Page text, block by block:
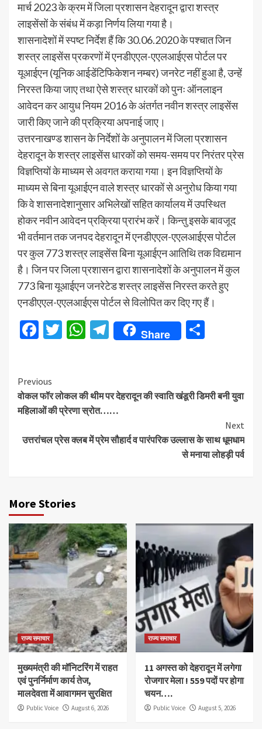
मार्च 2023 के क्रम में जिला प्रशासन देहरादून द्वारा शस्त्र
लाइसेंसों के संबंध में कड़ा निर्णय लिया गया है।
शासनादेशों में स्पष्ट निर्देश हैं कि 30.06.2020 के पश्चात जिन
शस्त्र लाइसेंस प्रकरणों में एनडीएएल-एएलआईएस पोर्टल पर
यूआईएन (यूनिक आईडेंटिफिकेशन नम्बर) जनरेट नहीं हुआ है, उन्हें
निरस्त किया जाए तथा ऐसे शस्त्र धारकों को पुनः ऑनलाइन
आवेदन कर आयुध नियम 2016 के अंतर्गत नवीन शस्त्र लाइसेंस
जारी किए जाने की प्रक्रिया अपनाई जाए।
उत्तरनाखण्ड शासन के निर्देशों के अनुपालन में जिला प्रशासन
देहरादून के शस्त्र लाइसेंस धारकों को समय-समय पर निरंतर प्रेस
विज्ञप्तियों के माध्यम से अवगत कराया गया। इन विज्ञप्तियों के
माध्यम से बिना यूआईएन वाले शस्त्र धारकों से अनुरोध किया गया
कि वे शासनादेशानुसार अभिलेखों सहित कार्यालय में उपस्थित
होकर नवीन आवेदन प्रक्रिया प्रारंभ करें। किन्तु इसके बावजूद
भी वर्तमान तक जनपद देहरादून में एनडीएएल-एएलआईएस पोर्टल
पर कुल 773 शस्त्र लाइसेंस बिना यूआईएन आतिथि तक विद्यमान
है। जिन पर जिला प्रशासन द्वारा शासनादेशों के अनुपालन में कुल
773 बिना यूआईएन जनरेटेड शस्त्र लाइसेंस निरस्त करते हुए
एनडीएएल-एएलआईएस पोर्टल से विलोपित कर दिए गए हैं।
Facebook
Twitter
WhatsApp
Telegram
Share
Continue
Reading
Previous
वोकल फॉर लोकल की थीम पर देहरादून की स्वाति खंडूरी डिमरी बनी युवा
महिलाओं की प्रेरणा स्रोत……
Next
उत्तरांचल प्रेस क्लब में प्रेम सौहार्द व पारंपरिक उल्लास के साथ धूमधाम
से मनाया लोहड़ी पर्व
More Stories
राज्य समाचार
मुख्यमंत्री की मॉनिटरिंग में राहत
एवं पुनर्निर्माण कार्य तेज,
मालदेवता में आवागमन सुरक्षित
Public Voice August 6, 2026
राज्य समाचार
11 अगस्त को देहरादून में लगेगा
रोजगार मेला ! 559 पदों पर होगा
चयन….
Public Voice August 5, 2026